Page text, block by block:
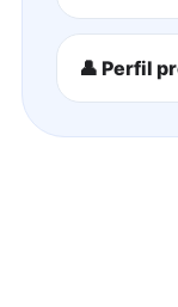
👤 Perfil